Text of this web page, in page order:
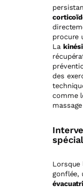
procure
La
des
comme
Lorsque
gonflée,